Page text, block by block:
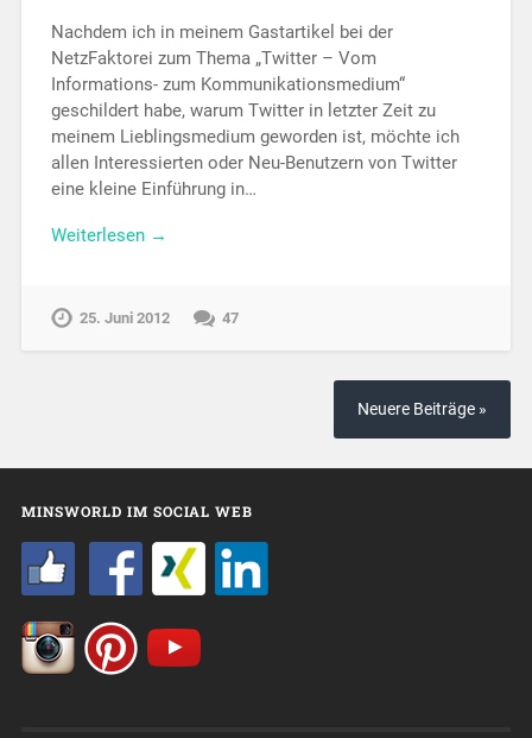
Nachdem ich in meinem Gastartikel bei der
NetzFaktorei zum Thema „Twitter – Vom
Informations- zum Kommunikationsmedium“
geschildert habe, warum Twitter in letzter Zeit zu
meinem Lieblingsmedium geworden ist, möchte ich
allen Interessierten oder Neu-Benutzern von Twitter
eine kleine Einführung in…
Weiterlesen →
25. Juni 2012 47
Neuere Beiträge »
MINSWORLD IM SOCIAL WEB